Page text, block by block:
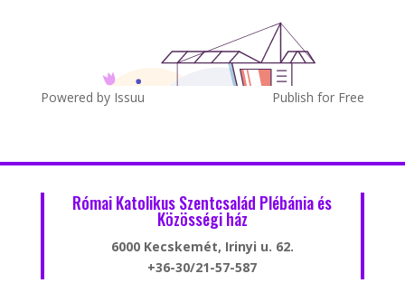
Powered by Issuu Publish for Free
Római Katolikus Szentcsalád Plébánia és
Közösségi ház
6000 Kecskemét, Irinyi u. 62.
+36-30/21-57-587